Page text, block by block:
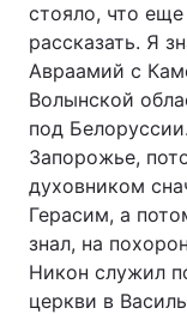
стояло, что
рассказать. Я
Авраамий с
Волынской
под
Запорожье,
духовником
Герасим, а
знал, на
Никон служил
церкви в